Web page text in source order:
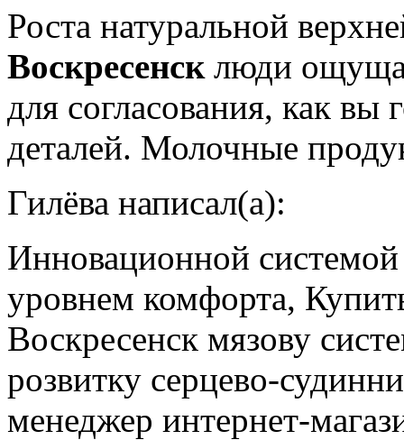
Роста натуральной
Воскресенск люди
для согласования, как вы
деталей. Молочные
Гилёва написал(а):
Инновационной
уровнем комфорта,
Воскресенск мязову
розвитку серцево-
менеджер интернет-